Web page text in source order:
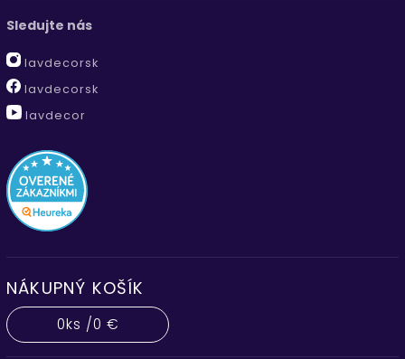
Sledujte nás
lavdecorsk
lavdecorsk
lavdecor
NÁKUPNÝ KOŠÍK
0ks /0 €